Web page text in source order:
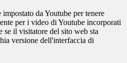
da Youtube per tenere
per i video di Youtube incorporati
se il visitatore del sito web sta
versione dell'interfaccia di